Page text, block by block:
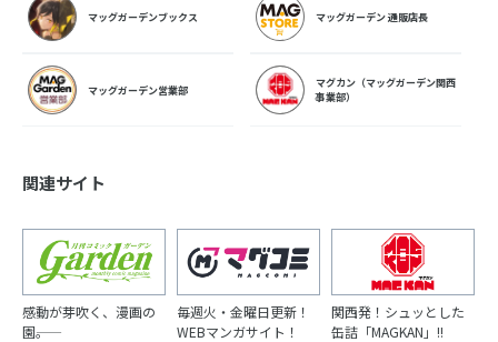
マッグガーデンブックス マッグガーデン 通販店長
マッグガーデン営業部
マグカン（マッグガーデン関西
事業部）
関連サイト
感動が芽吹く、漫画の
園――。
毎週火・金曜日更新！
WEBマンガサイト！
関西発！シュッとした
缶詰「MAGKAN」!!